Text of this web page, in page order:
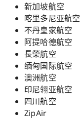
新加坡航空
喀里多尼亚航空
不丹皇家航空
阿提哈德航空
長榮航空
缅甸国际航空
澳洲航空
印尼翎亚航空
四川航空
ZipAir